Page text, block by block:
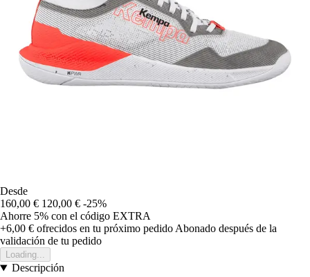
Desde
160,00 € 120,00 € -25%
Ahorre 5% con el código EXTRA
+6,00 € ofrecidos en tu próximo pedido Abonado después de la
validación de tu pedido
Loading...
Descripción